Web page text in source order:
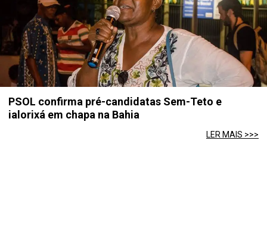
PSOL confirma pré-candidatas Sem-Teto e
ialorixá em chapa na Bahia
LER MAIS >>>